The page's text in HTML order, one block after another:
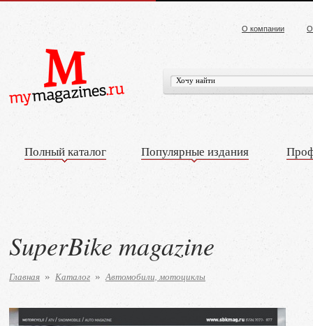
О компании
Полный каталог Популярные издания
SuperBike magazine
Главная » Каталог » Автомобили, мотоциклы